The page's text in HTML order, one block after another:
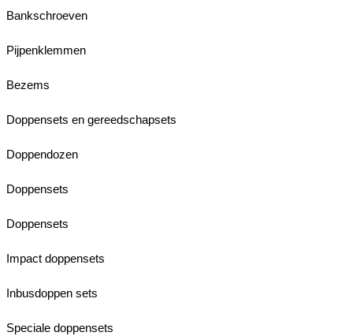
Bankschroeven
Pijpenklemmen
Bezems
Doppensets en gereedschapsets
Doppendozen
Doppensets
Doppensets
Impact doppensets
Inbusdoppen sets
Speciale doppensets